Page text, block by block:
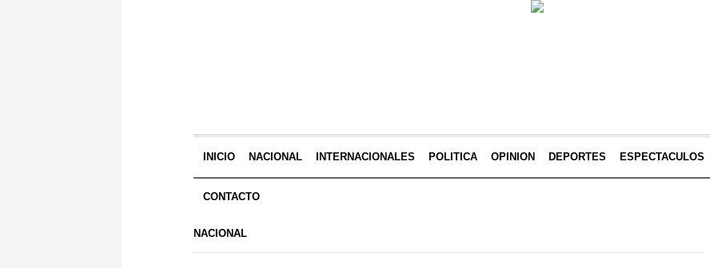
INICIO NACIONAL INTERNACIONALES POLITICA OPINION DEPORTES ESPECTACULOS
CONTACTO
NACIONAL